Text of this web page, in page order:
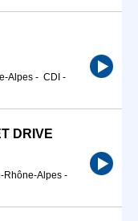
Alpes - CDI -
DRIVE
Rhône-Alpes -